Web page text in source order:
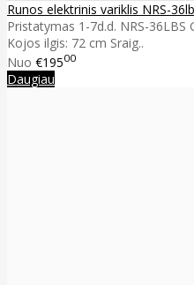
Runos elektrinis variklis NRS-
Pristatymas 1-7d.d. NRS-36LBS
Kojos ilgis: 72 cm Sraig..
Nuo €19500
Daugiau